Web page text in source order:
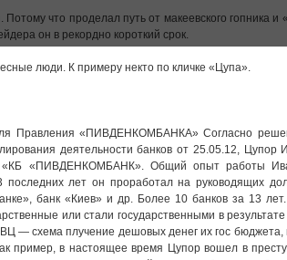
что проделал путь от макеевского гопника и
он в рекордно короткий срок.
люди. К примеру некто по кличке «Цупа».
Правления «ПИВДЕНКОМБАНКА» Согласно
деятельности банков от 25.05.12, Цупор
«КБ «ПИВДЕНКОМБАНК». Общий опыт работы
последних лет он проработал на руководящих
банк «Киев» и др. Более 10 банков за 13
или стали государственными в
— схема плучение дешовых денег их гос бюджета,
пример, в настоящее время Цупор вошел в